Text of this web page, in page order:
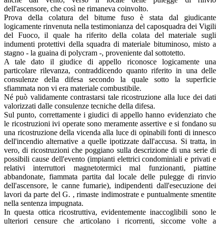
dell'ascensore, che così ne rimaneva coinvolto.
Prova della colatura del bitume fuso è stata dal giudicante
logicamente rinvenuta nella testimonianza del caposquadra dei Vigili
del Fuoco, il quale ha riferito della colata del materiale sugli
indumenti protettivi della squadra di materiale bituminoso, misto a
stagno - la guaina di polycram -, proveniente dal sottotetto.
A tale dato il giudice di appello riconosce logicamente una
particolare rilevanza, contraddicendo quanto riferito in una delle
consulenze della difesa secondo la quale sotto la superficie
sfiammata non vi era materiale combustibile.
Né può validamente contrastarsi tale ricostruzione alla luce dei dati
valorizzati dalle consulenze tecniche della difesa.
Sul punto, correttamente i giudici di appello hanno evidenziato che
le ricostruzioni ivi operate sono meramente assertive e si fondano su
una ricostruzione della vicenda alla luce di opinabili fonti di innesco
dell'incendio alternative a quelle ipotizzate dall'accusa. Si tratta, in
vero, di ricostruzioni che poggiano sulla descrizione di una serie di
possibili cause dell'evento (impianti elettrici condominiali e privati e
relativi interruttori magnetotermici mal funzionanti, piattine
abbandonate, fiammata partita dal locale delle pulegge di rinvio
dell'ascensore, le canne fumarie), indipendenti dall'esecuzione dei
lavori da parte del G. , rimaste indimostrate e puntualmente smentite
nella sentenza impugnata.
In questa ottica ricostruttiva, evidentemente inaccoglibili sono le
ulteriori censure che articolano i ricorrenti, siccome volte a